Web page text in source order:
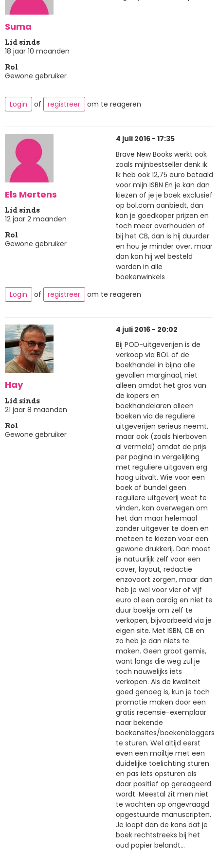
Suma
Lid sinds
18 jaar 10 maanden
Rol
Gewone gebruiker
Login of registreer om te reageren
Els Mertens
Lid sinds
12 jaar 2 maanden
Rol
Gewone gebruiker
4 juli 2016 - 17:35
Brave New Books werkt ook
zoals mijnbestseller denk ik.
Ik heb ook 12,75 euro betaald
voor mijn ISBN En je kan dan
kiezen of je je boek exclusief
op bol.com aanbiedt, dan
kan je goedkoper prijzen en
toch meer overhouden of
bij het CB, dan is hij duurder
en hou je minder over, maar
dan kan hij wel besteld
worden in alle
boekenwinkels
Login
of registreer om te reageren
Hay
Lid sinds
21 jaar 8 maanden
Rol
Gewone gebruiker
4 juli 2016 - 20:02
Bij POD-uitgeverijen is de
verkoop via BOL of de
boekhandel in bijna alle
gevallen marginaal, niet
alleen omdat het gros van
de kopers en
boekhandelaren alleen
boeken via de reguliere
uitgeverijen serieus neemt,
maar ook (zoals hierboven
al vermeld) omdat de prijs
per pagina in vergelijking
met reguliere uitgaven erg
hoog uitvalt. Wie voor een
boek of bundel geen
reguliere uitgeverij weet te
vinden, kan overwegen om
het dan maar helemaal
zonder uitgever te doen en
meteen te kiezen voor een
gewone drukkerij. Dan moet
je natuurlijk zelf voor een
cover, layout, redactie
enzovoort zorgen, maar dan
heb je wel voor vier of vijf
euro al een aardig en niet te
duur boekje om zelf te
verkopen, bijvoorbeeld via je
eigen site. Met ISBN, CB en
zo heb je dan niets te
maken. Geen groot gemis,
want langs die weg zul je
toch nauwelijks iets
verkopen. Als de kwaliteit
goed genoeg is, kun je toch
promotie maken door een
gratis recensie-exemplaar
naar bekende
boekensites/boekenbloggers
te sturen. Wel altijd eerst
even een mailtje met een
duidelijke toelichting sturen
en pas iets opsturen als
daar positief op gereageerd
wordt. Meestal zit men niet
te wachten op ongevraagd
opgestuurde manuscripten.
Je loopt dan de kans dat je
boek rechtstreeks bij het
oud papier belandt...